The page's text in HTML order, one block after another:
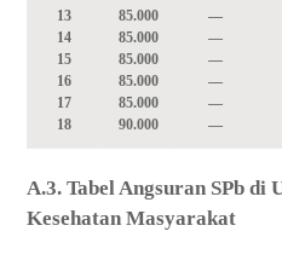
13
14
15
16
17
18
85.000
85.000
85.000
85.000
85.000
90.000
—
—
—
—
—
—
A.3. Tabel Angsuran SPb di
Kesehatan Masyarakat